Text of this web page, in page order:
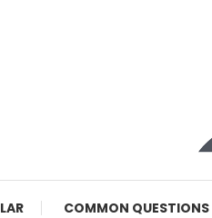
COMMON QUESTIONS